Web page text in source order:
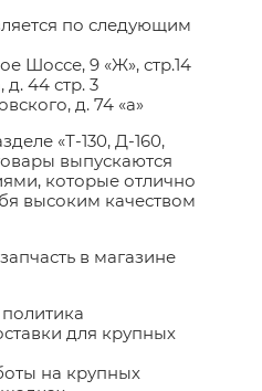
по следующим
Шоссе, 9 «Ж», стр.14
44 стр. 3
д. 74 «а»
«Т-130, Д-160,
выпускаются
которые отлично
высоким качеством
в магазине
для крупных
на крупных